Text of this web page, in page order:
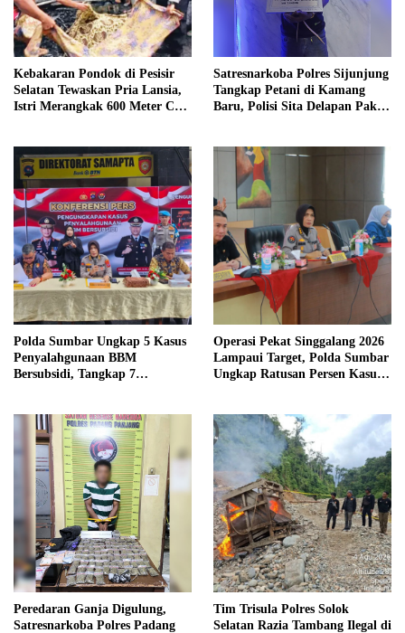
Kebakaran Pondok di Pesisir
Selatan Tewaskan Pria Lansia,
Istri Merangkak 600 Meter Cari
Satresnarkoba Polres Sijunjung
Tangkap Petani di Kamang
Baru, Polisi Sita Delapan Paket
Polda Sumbar Ungkap 5 Kasus
Penyalahgunaan BBM
Bersubsidi, Tangkap 7
Operasi Pekat Singgalang 2026
Lampaui Target, Polda Sumbar
Ungkap Ratusan Persen Kasus
Peredaran Ganja Digulung,
Satresnarkoba Polres Padang
Tim Trisula Polres Solok
Selatan Razia Tambang Ilegal di